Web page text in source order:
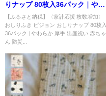
りナップ 80枚入36パック｜やわ
らか厚手で備蓄にも人気
【ふるさと納税】〈家計応援 枚数増加〉
おしりふき ピジョン おしりナップ 80枚入
36パック | やわらか 厚手 出産祝い 赤ちゃ
ん 防災...